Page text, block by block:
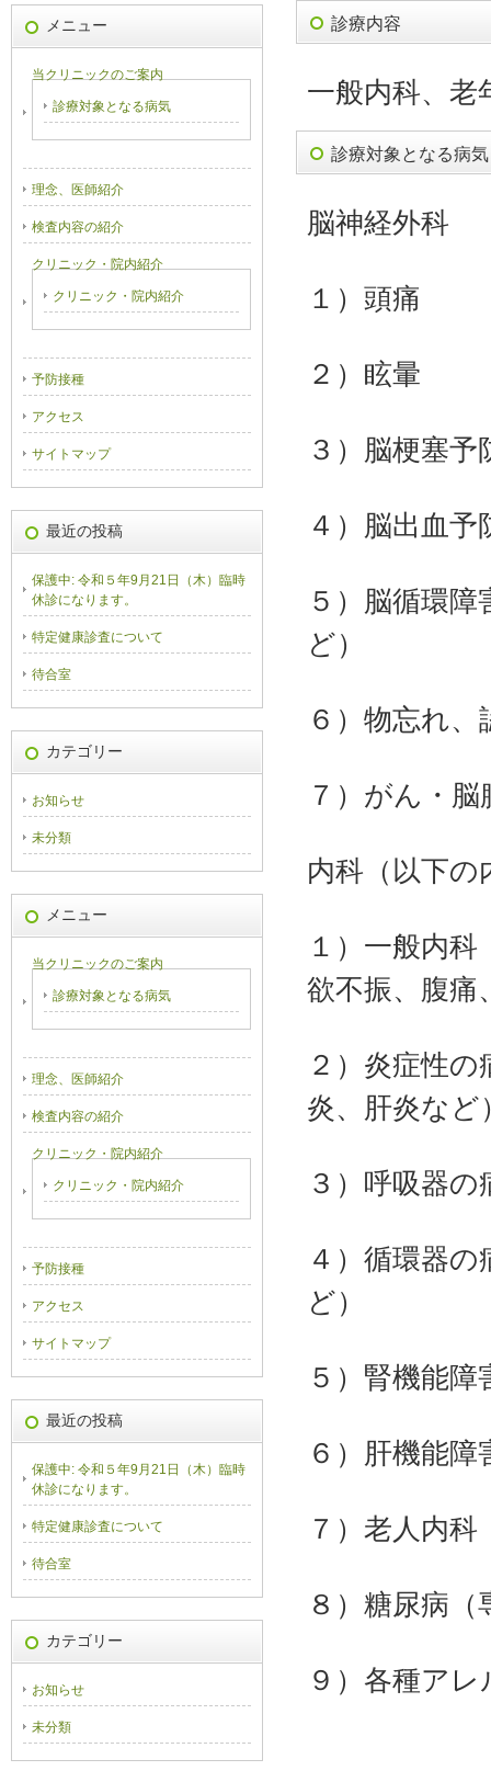
診療内容
一般内科、老
診療対象となる病
脳神経外科
１）頭痛
２）眩暈
３）脳梗塞予
４）脳出血予
５）脳循環
ど）
６）物忘れ、
７）がん・
内科（以下の
１）一般内
欲不振、腹痛
２）炎症性
炎、肝炎など
３）呼吸器
４）循環器
ど）
５）腎機能
６）肝機能
７）老人内
８）糖尿病
９）各種ア
メニュー
当クリニックのご案内
診療対象となる病気
理念、医師紹介
検査内容の紹介
クリニック・院内紹介
クリニック・院内紹介
予防接種
アクセス
サイトマップ
最近の投稿
保護中: 令和５年9月21日（木）臨時
休診になります。
特定健康診査について
待合室
カテゴリー
お知らせ
未分類
メニュー
当クリニックのご案内
診療対象となる病気
理念、医師紹介
検査内容の紹介
クリニック・院内紹介
クリニック・院内紹介
予防接種
アクセス
サイトマップ
最近の投稿
保護中: 令和５年9月21日（木）臨時
休診になります。
特定健康診査について
待合室
カテゴリー
お知らせ
未分類